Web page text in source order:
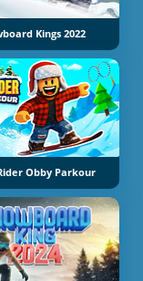
Kings 2022
Obby Parkour